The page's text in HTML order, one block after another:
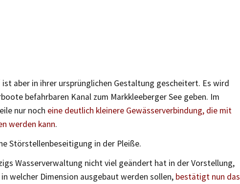
ist aber in ihrer ursprünglichen Gestaltung gescheitert. Es wird
befahrbaren Kanal zum Markkleeberger See geben. Im
nur noch eine deutlich kleinere Gewässerverbindung, die mit
werden kann.
Störstellenbeseitigung in der Pleiße.
Wasserverwaltung nicht viel geändert hat in der Vorstellung,
welcher Dimension ausgebaut werden sollen, bestätigt nun das